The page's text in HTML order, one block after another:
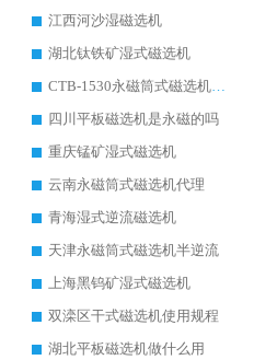
江西河沙湿磁选机
湖北钛铁矿湿式磁选机
CTB-1530永磁筒式磁选机代理商
四川平板磁选机是永磁的吗
重庆锰矿湿式磁选机
云南永磁筒式磁选机代理
青海湿式逆流磁选机
天津永磁筒式磁选机半逆流
上海黑钨矿湿式磁选机
双滦区干式磁选机使用规程
湖北平板磁选机做什么用